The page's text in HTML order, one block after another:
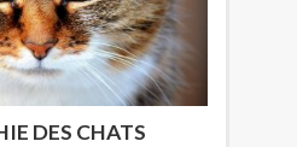
DES CHATS